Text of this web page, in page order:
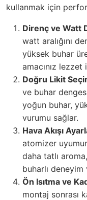
kullanmak için
Direnç ve Watt
watt aralığını
yüksek buhar
amacınız
Doğru Likit
ve buhar
yoğun buhar,
vurumu sağlar.
Hava Akışı
atomizer
daha tatlı
buharlı deneyim
Ön Isıtma ve
montaj sonrası